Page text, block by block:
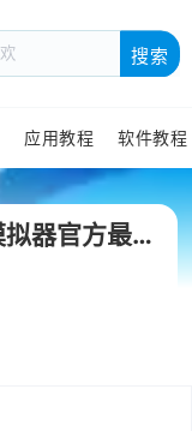
搜索
应用教程 软件教程
海洋度假酒店模拟器官方最新版